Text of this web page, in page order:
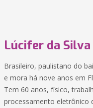
Lúcifer da Silva
Brasileiro, paulistano do
e mora há nove anos em
Tem 60 anos, físico,
processamento eletrônico